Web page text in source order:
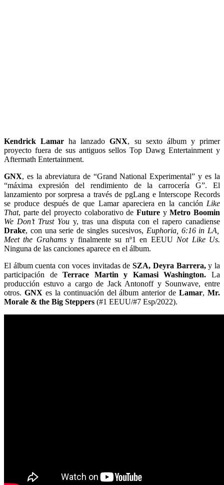
Kendrick Lamar ha lanzadoGNX, su sexto álbum y primer
proyecto fuera de sus antiguos sellos Top Dawg Entertainment y
Aftermath Entertainment.
GNX, es la abreviatura de “Grand National Experimental” y es la
“máxima expresión del rendimiento de la carrocería G”. El
lanzamiento por sorpresa a través de pgLang e Interscope Records
se produce después de que Lamar apareciera en la canción Like
That, parte del proyecto colaborativo de Future yMetro Boomin
We Don’t Trust You y, tras una disputa con el rapero canadiense
Drake, con una serie de singles sucesivos, Euphoria, 6:16 in LA,
Meet the Grahamsy finalmente su nº1 en EEUU Not Like Us.
Ninguna de las canciones aparece en el álbum.
El álbum cuenta con voces invitadas deSZA, Deyra Barrera,y la
participación deTerrace Martin y Kamasi Washington. La
producción estuvo a cargo de Jack Antonoff y Sounwave, entre
otros. GNX es la continuación del álbum anterior deLamar,Mr.
Morale & the Big Steppers (#1 EEUU/#7 Esp/2022).